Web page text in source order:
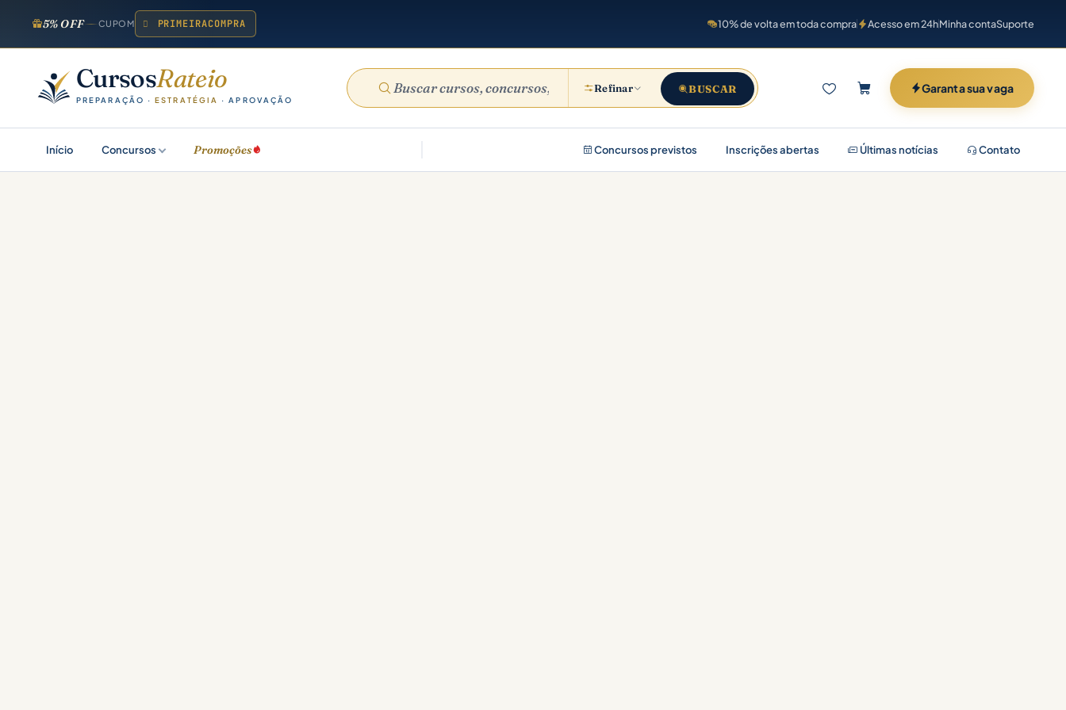
5% OFF CUPOM PRIMEIRACOMPRA 10% de volta em toda compra Acesso em 24hMinha contaSuporte
CursosRateio
PREPARAÇÃO ·ESTRATÉGIA · APROVAÇÃO
Refinar BUSCAR Garanta sua vaga
Início Concursos Promoções Concursos previstos Inscrições abertas Últimas notícias Contato